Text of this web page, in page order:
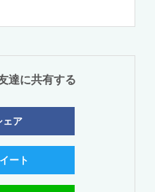
達に共有する
ェア
ート